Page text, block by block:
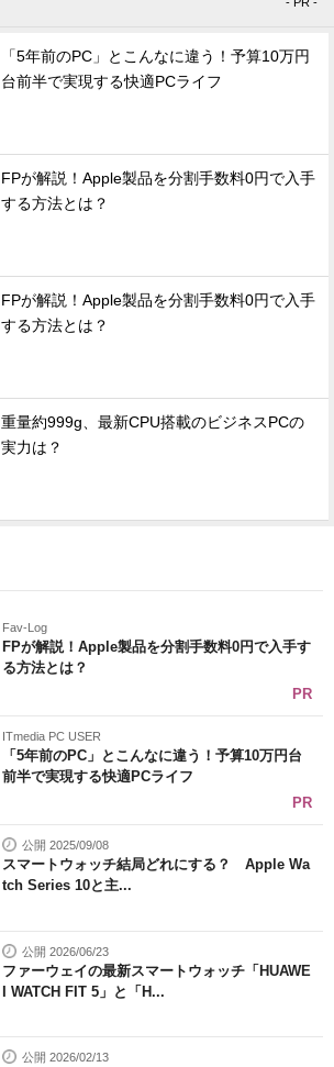
「5年前のPC」とこんなに違う！予算10万円
台前半で実現する快適PCライフ
FPが解説！Apple製品を分割手数料0円で入手
する方法とは？
FPが解説！Apple製品を分割手数料0円で入手
する方法とは？
重量約999g、最新CPU搭載のビジネスPCの
実力は？
Fav-Log
FPが解説！Apple製品を分割手数料0円で入手す
る方法とは？
PR
ITmedia PC USER
「5年前のPC」とこんなに違う！予算10万円台
前半で実現する快適PCライフ
PR
公開 2025/09/08
スマートウォッチ結局どれにする？ Apple Wa
tch Series 10と主...
公開 2026/06/23
ファーウェイの最新スマートウォッチ「HUAWE
I WATCH FIT 5」と「H...
公開 2026/02/13